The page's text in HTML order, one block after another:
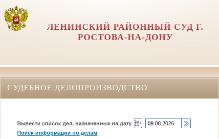
ЛЕНИНСКИЙ РАЙОННЫЙ СУД Г.
РОСТОВА-НА-ДОНУ
СУДЕБНОЕ ДЕЛОПРОИЗВОДСТВО
Вывести список дел, назначенных на дату
Поиск информации по делам